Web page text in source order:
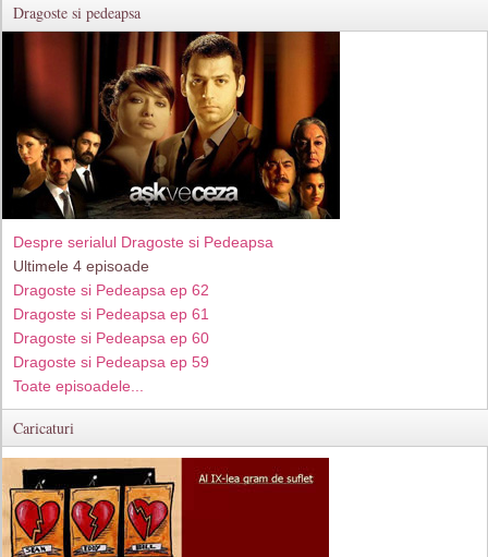
Dragoste si pedeapsa
Despre serialul Dragoste si Pedeapsa
Ultimele 4 episoade
Dragoste si Pedeapsa ep 62
Dragoste si Pedeapsa ep 61
Dragoste si Pedeapsa ep 60
Dragoste si Pedeapsa ep 59
Toate episoadele...
Caricaturi